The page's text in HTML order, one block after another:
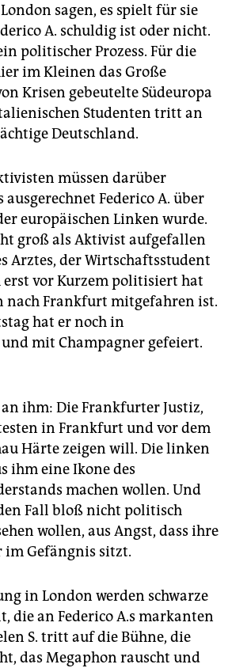
sagen, es spielt für sie
A. schuldig ist oder nicht.
politischer Prozess. Für die
im Kleinen das Große
Krisen gebeutelte Südeuropa
Studenten tritt an
Deutschland.
müssen darüber
ausgerechnet Federico A. über
europäischen Linken wurde.
groß als Aktivist aufgefallen
Arztes, der Wirtschaftsstudent
erst vor Kurzem politisiert hat
nach Frankfurt mitgefahren ist.
hat er noch in
mit Champagner gefeiert.
ihm: Die Frankfurter Justiz,
in Frankfurt und vor dem
Härte zeigen will. Die linken
ihm eine Ikone des
machen wollen. Und
Fall bloß nicht politisch
wollen, aus Angst, dass ihre
im Gefängnis sitzt.
in London werden schwarze
die an Federico A.s markanten
S. tritt auf die Bühne, die
das Megaphon rauscht und